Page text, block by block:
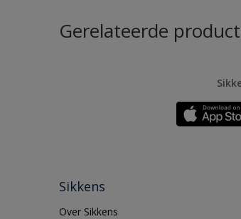
Gerelateerde
Sikkens
Over Sikkens